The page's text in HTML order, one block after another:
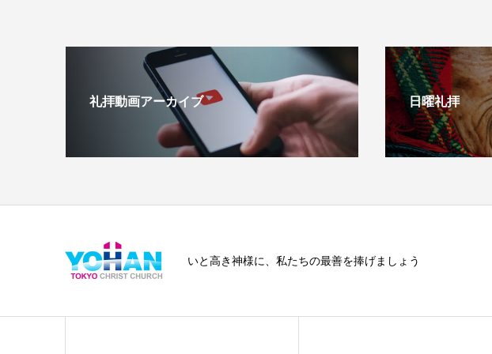
礼拝動画アーカイブ 日曜礼拝
いと高き神様に、私たちの最善を捧げましょう